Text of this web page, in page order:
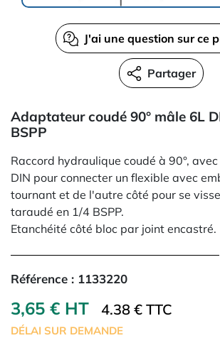
J'ai une question sur ce
Partager
Adaptateur coudé 90° mâle 6L
BSPP
Raccord hydraulique coudé à 90°,
DIN pour connecter un flexible avec
tournant et de l'autre côté pour se
taraudé en 1/4 BSPP.
Etanchéité côté bloc par joint encastré.
Référence : 1133220
3,65 € HT 4.38 € TTC
DÉLAI SUR DEMANDE